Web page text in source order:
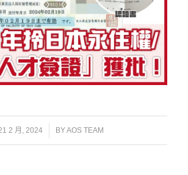
2 月, 2024
/ BYAOS TEAM